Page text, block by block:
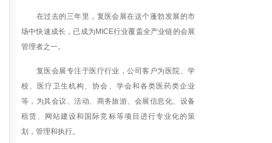
在过去的三年里，复医会展在这个蓬勃发展的市
场中快速成长，已成为MICE行业覆盖全产业链的会展
管理者之一。
复医会展专注于医疗行业，公司客户为医院、学
校、医疗卫生机构、协会、学会和各类医药类企业
等，为其会议、活动、商务旅游、会展信息化、设备
租赁、网站建设和国际竞标等项目进行专业化的策
划，管理和执行。